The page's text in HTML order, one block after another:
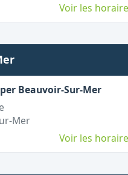
Voir les
Beauvoir-Sur-Mer,
Mer
Voir les